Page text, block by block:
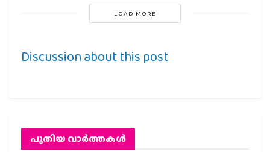
LOAD MORE
Discussion about this post
പുതിയ വാര്‍ത്തകള്‍